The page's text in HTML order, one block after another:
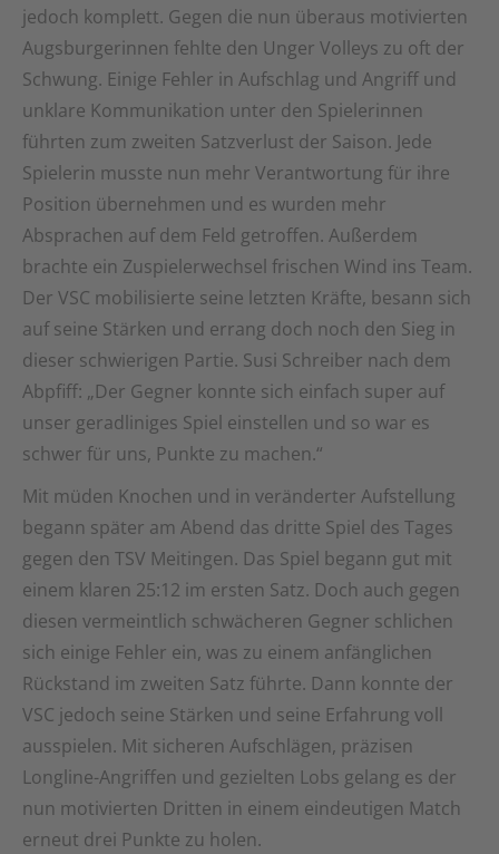
jedoch komplett. Gegen die nun überaus motivierten
Augsburgerinnen fehlte den Unger Volleys zu oft der
Schwung. Einige Fehler in Aufschlag und Angriff und
unklare Kommunikation unter den Spielerinnen
führten zum zweiten Satzverlust der Saison. Jede
Spielerin musste nun mehr Verantwortung für ihre
Position übernehmen und es wurden mehr
Absprachen auf dem Feld getroffen. Außerdem
brachte ein Zuspielerwechsel frischen Wind ins Team.
Der VSC mobilisierte seine letzten Kräfte, besann sich
auf seine Stärken und errang doch noch den Sieg in
dieser schwierigen Partie. Susi Schreiber nach dem
Abpfiff: „Der Gegner konnte sich einfach super auf
unser geradliniges Spiel einstellen und so war es
schwer für uns, Punkte zu machen.“
Mit müden Knochen und in veränderter Aufstellung
begann später am Abend das dritte Spiel des Tages
gegen den TSV Meitingen. Das Spiel begann gut mit
einem klaren 25:12 im ersten Satz. Doch auch gegen
diesen vermeintlich schwächeren Gegner schlichen
sich einige Fehler ein, was zu einem anfänglichen
Rückstand im zweiten Satz führte. Dann konnte der
VSC jedoch seine Stärken und seine Erfahrung voll
ausspielen. Mit sicheren Aufschlägen, präzisen
Longline-Angriffen und gezielten Lobs gelang es der
nun motivierten Dritten in einem eindeutigen Match
erneut drei Punkte zu holen.